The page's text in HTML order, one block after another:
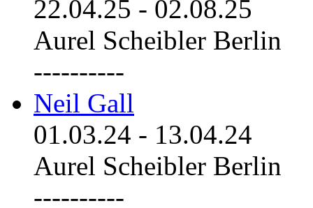
22.04.25 - 02.08.25
Aurel Scheibler Berlin
----------
Neil Gall
01.03.24 - 13.04.24
Aurel Scheibler Berlin
----------